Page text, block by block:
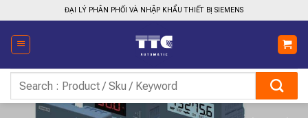
qua
nội
dung
ĐẠI LÝ PHÂN PHỐI VÀ NHẬP KHẨU THIẾT BỊ SIEMENS
kiếm: